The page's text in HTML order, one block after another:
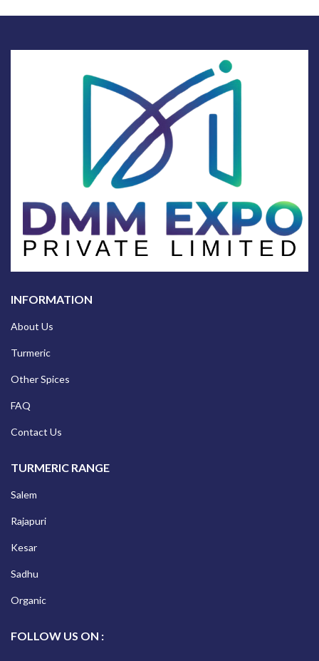
INFORMATION
About Us
Turmeric
Other Spices
FAQ
Contact Us
TURMERIC RANGE
Salem
Rajapuri
Kesar
Sadhu
Organic
FOLLOW US ON :